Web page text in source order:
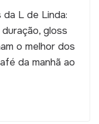
L de Linda:
gloss
o melhor dos
da manhã ao